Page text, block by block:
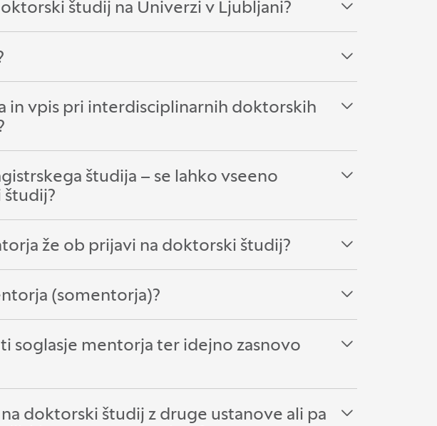
študij na Univerzi v Ljubljani?
in vpis pri interdisciplinarnih doktorskih
študija – se lahko vseeno
študij?
že ob prijavi na doktorski študij?
(somentorja)?
soglasje mentorja ter idejno zasnovo
doktorski študij z druge ustanove ali pa